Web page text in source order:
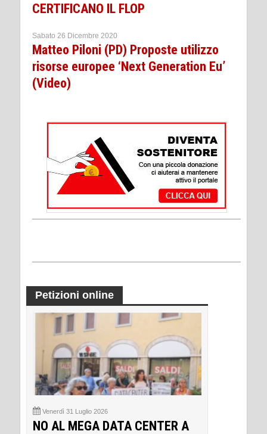
CERTIFICANO IL FLOP
Sabato 26 Dicembre 2020
Matteo Piloni (PD) Proposte utilizzo
risorse europee ‘Next Generation Eu’
(Video)
Petizioni online
Venerdì 31 Luglio 2026
NO AL MEGA DATA CENTER A